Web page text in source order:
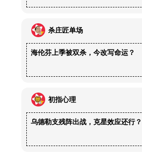
杀庄匠单场
海伦芬上季被双杀，今改写命运？
初指心理
乌德勒支残阵出战，克星效应还行？